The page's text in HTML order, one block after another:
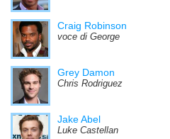
Craig Robinson
voce di George
Grey Damon
Chris Rodriguez
Jake Abel
Luke Castellan